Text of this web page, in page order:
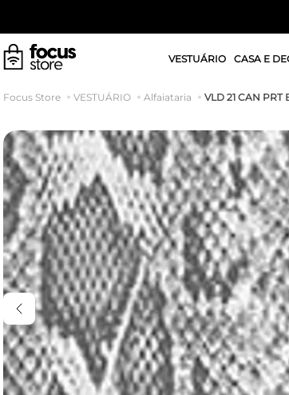
VESTUÁRIO CASA E
VESTUÁRIO Alfaiataria VLD 21 CAN PRT